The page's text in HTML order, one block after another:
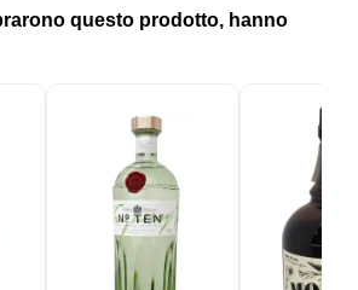
questo prodotto, hanno